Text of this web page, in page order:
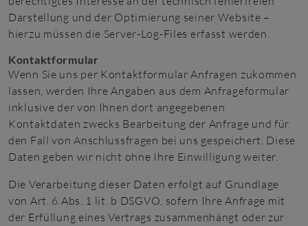
Darstellung und der Optimierung seiner Website –
hierzu müssen die Server-Log-Files erfasst werden.
Kontaktformular
Wenn Sie uns per Kontaktformular Anfragen zukommen
lassen, werden Ihre Angaben aus dem Anfrageformular
inklusive der von Ihnen dort angegebenen
Kontaktdaten zwecks Bearbeitung der Anfrage und für
den Fall von Anschlussfragen bei uns gespeichert. Diese
Daten geben wir nicht ohne Ihre Einwilligung weiter.
Die Verarbeitung dieser Daten erfolgt auf Grundlage
von Art. 6 Abs. 1 lit. b DSGVO, sofern Ihre Anfrage mit
der Erfüllung eines Vertrags zusammenhängt oder zur